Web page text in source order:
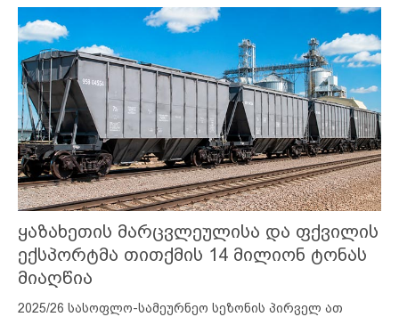
ყაზახეთის მარცვლეულისა და ფქვილის
ექსპორტმა თითქმის 14 მილიონ ტონას
მიაღწია
2025/26 სასოფლო-სამეურნეო სეზონის პირველ ათ